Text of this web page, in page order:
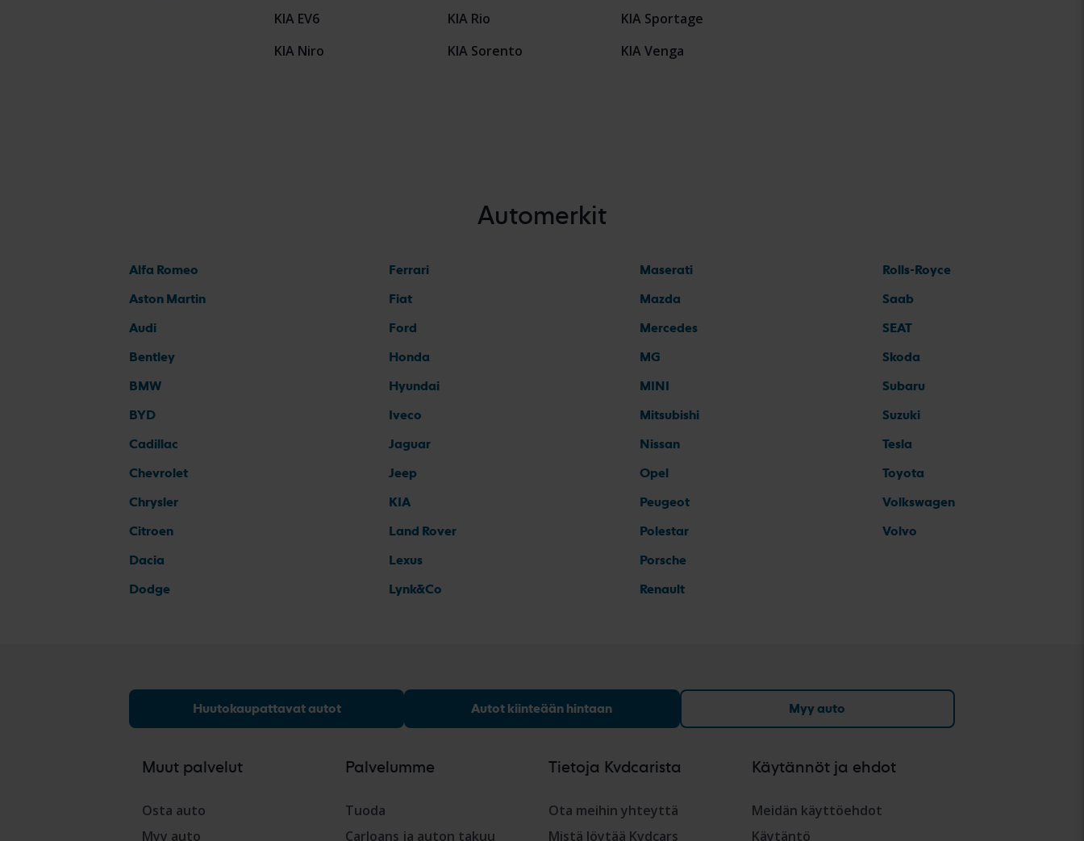
KIA EV6
KIA Niro
KIA Rio
KIA Sorento
KIA Sportage
KIA Venga
Automerkit
Alfa Romeo
Aston Martin
Audi
Bentley
BMW
BYD
Cadillac
Chevrolet
Chrysler
Citroen
Dacia
Dodge
Ferrari
Fiat
Ford
Honda
Hyundai
Iveco
Jaguar
Jeep
KIA
Land Rover
Lexus
Lynk&Co
Maserati
Mazda
Mercedes
MG
MINI
Mitsubishi
Nissan
Opel
Peugeot
Polestar
Porsche
Renault
Rolls-Royce
Saab
SEAT
Skoda
Subaru
Suzuki
Tesla
Toyota
Volkswagen
Volvo
Huutokaupattavat autot Autot kiinteään hintaan Myy auto
Muut palvelut
Osta auto
Myy auto
Palvelumme
Tuoda
Carloans ja auton takuu
Tietoja Kvdcarista
Ota meihin yhteyttä
Mistä löytää Kvdcars
Käytännöt ja ehdot
Meidän käyttöehdot
Käytäntö